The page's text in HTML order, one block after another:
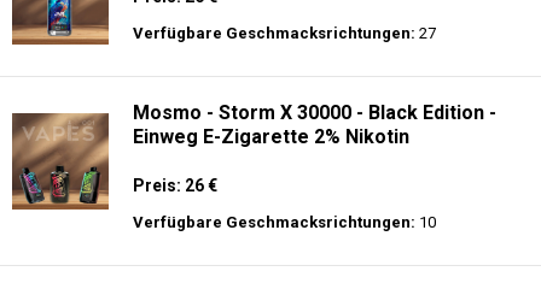
Verfügbare Geschmacksrichtungen: 27
Mosmo - Storm X 30000 - Black Edition -
Einweg E-Zigarette 2% Nikotin
Preis: 26 €
Verfügbare Geschmacksrichtungen: 10